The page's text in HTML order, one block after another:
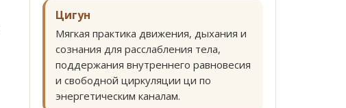
Цигун
Мягкая практика движения, дыхания и
сознания для расслабления тела,
поддержания внутреннего равновесия
и свободной циркуляции ци по
энергетическим каналам.